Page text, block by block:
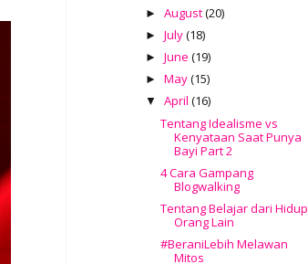
► August(20)
► July(18)
► June (19)
► May(15)
▼ April (16)
Tentang Idealisme vs
Kenyataan Saat Punya
Bayi Part 2
4 Cara Gampang
Blogwalking
Tentang Belajar dari Hidup
Orang Lain
#BeraniLebih Melawan
Mitos